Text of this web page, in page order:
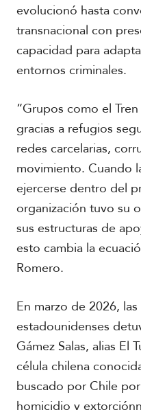
R
e
p
o
r
t
e
e
s
p
e
c
i
a
F
o
t
o
s
evolucionó hasta
transnacional con
capacidad para
entornos criminales.
“Grupos como el
gracias a refugios
redes carcelarias,
movimiento. Cuando
ejercerse dentro del
organización tuvo su
sus estructuras de
esto cambia la
Romero.
En marzo de 2026,
estadounidenses
Gámez Salas, alias El
célula chilena
buscado por Chile
homicidio y